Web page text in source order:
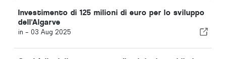
Investimento di 125 milioni di euro per lo sviluppo
dell'Algarve
in - 03 Aug 2025